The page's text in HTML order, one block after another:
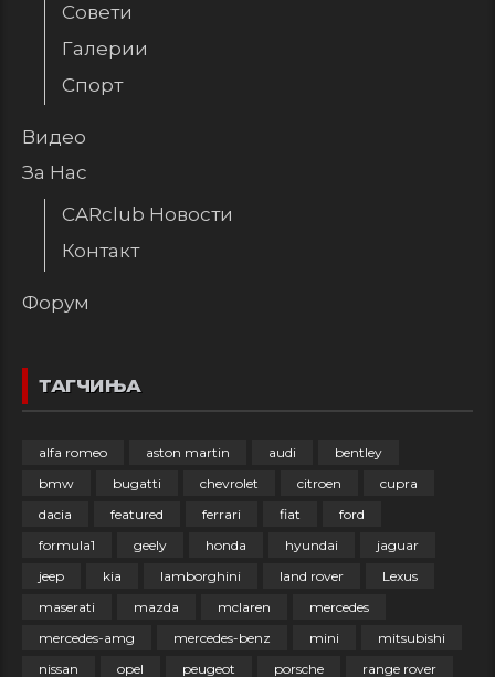
Совети
Галерии
Спорт
Видео
За Нас
CARclub Новости
Контакт
Форум
ТАГЧИЊА
alfa romeo aston martin audi
bentley
bmw
bugatti chevrolet citroen
cupra
dacia
featured ferrari fiat
ford
formula1
geely honda hyundai
jaguar
jeep
kia lamborghini land rover
Lexus
maserati
mazda mclaren
mercedes
mercedes-amg
mercedes-benz mini
mitsubishi
nissan
opel peugeot porsche range rover